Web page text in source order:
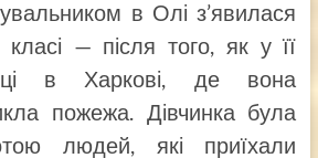
в Олі з’явилася
— після того, як у її
в Харкові, де вона
пожежа. Дівчинка була
людей, які приїхали